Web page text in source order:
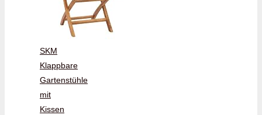
SKM
Klappbare
Gartenstühle
mit
Kissen